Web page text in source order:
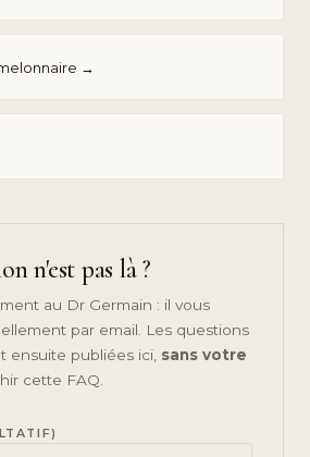
→
n'est pas là ?
au Dr Germain : il vous
par email. Les questions
ensuite publiées ici, sans votre
cette FAQ.